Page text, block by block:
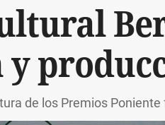
y
de los Premios Poniente